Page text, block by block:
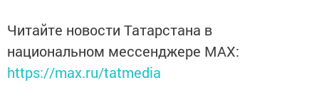
Читайте новости Татарстана в
национальном мессенджере MАХ:
https://max.ru/tatmedia